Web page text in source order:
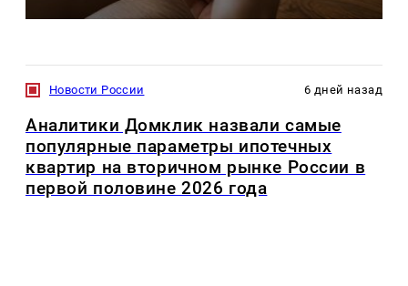
Новости России 6 дней назад
Аналитики Домклик назвали самые
популярные параметры ипотечных
квартир на вторичном рынке России в
первой половине 2026 года